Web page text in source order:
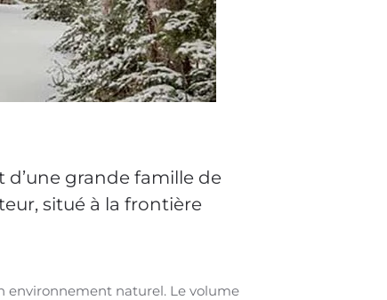
grande famille de
situé à la frontière
environnement naturel. Le volume